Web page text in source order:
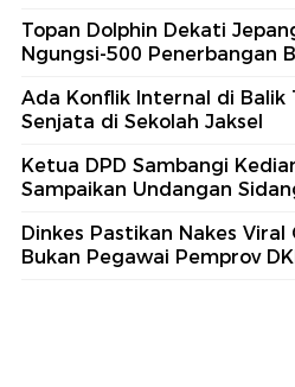
Topan Dolphin Dekati
Ngungsi-500 Penerbangan
Ada Konflik Internal di Balik
Senjata di Sekolah Jaksel
Ketua DPD Sambangi
Sampaikan Undangan
Dinkes Pastikan Nakes Viral
Bukan Pegawai Pemprov DKI